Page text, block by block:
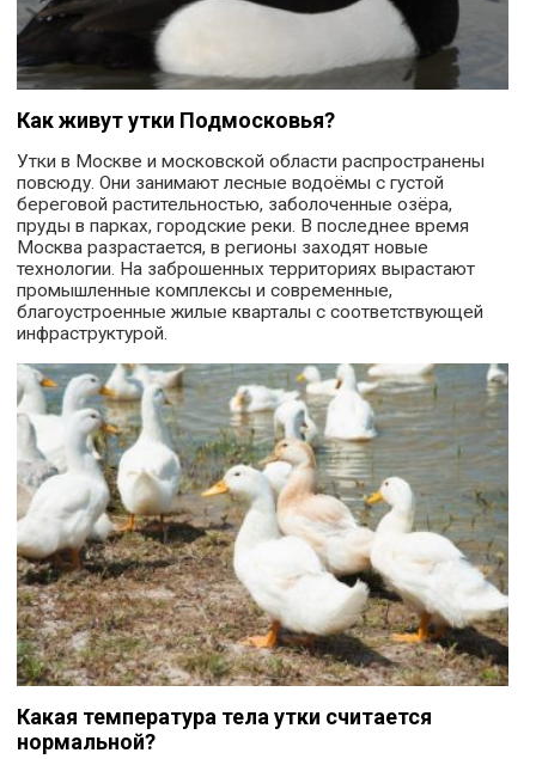
Как живут утки Подмосковья?
Утки в Москве и московской области распространены
повсюду. Они занимают лесные водоёмы с густой
береговой растительностью, заболоченные озёра,
пруды в парках, городские реки. В последнее время
Москва разрастается, в регионы заходят новые
технологии. На заброшенных территориях вырастают
промышленные комплексы и современные,
благоустроенные жилые кварталы с соответствующей
инфраструктурой.
Какая температура тела утки считается
нормальной?